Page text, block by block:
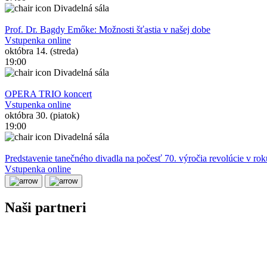
Divadelná sála
Prof. Dr. Bagdy Emőke: Možnosti šťastia v našej dobe
Vstupenka online
októbra 14. (streda)
19:00
Divadelná sála
OPERA TRIO koncert
Vstupenka online
októbra 30. (piatok)
19:00
Divadelná sála
Predstavenie tanečného divadla na počesť 70. výročia revolúcie v
Vstupenka online
Naši partneri